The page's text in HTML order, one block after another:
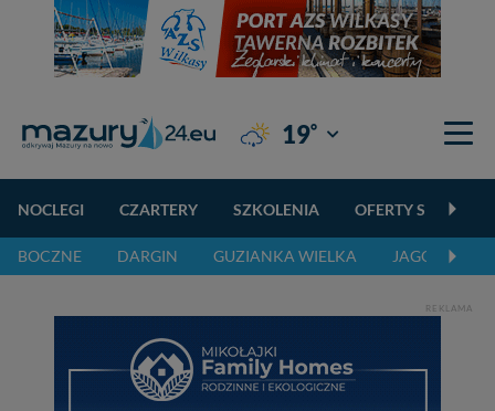
19° Giżycko
NOCLEGI CZARTERY SZKOLENIA OFERTY
BOCZNE DARGIN GUZIANKA WIELKA JAGODNE
REKLAMA